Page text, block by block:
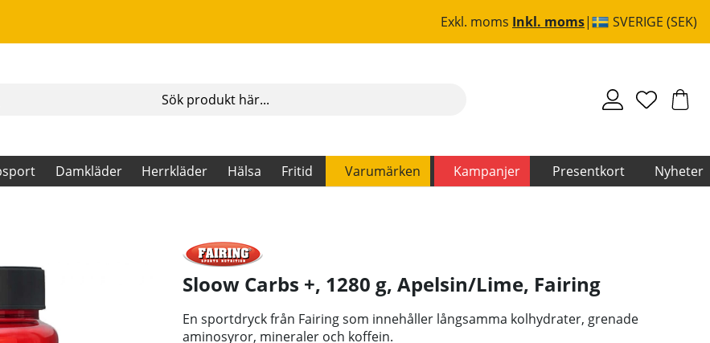
Exkl. moms Inkl. moms SVERIGE (SEK)
Damkläder Herrkläder Hälsa Fritid Varumärken Kampanjer Presentkort Nyheter
Sloow Carbs +, 1280 g, Apelsin/Lime, Fairing
En sportdryck från Fairing som innehåller långsamma kolhydrater, grenade
aminosyror, mineraler och koffein.